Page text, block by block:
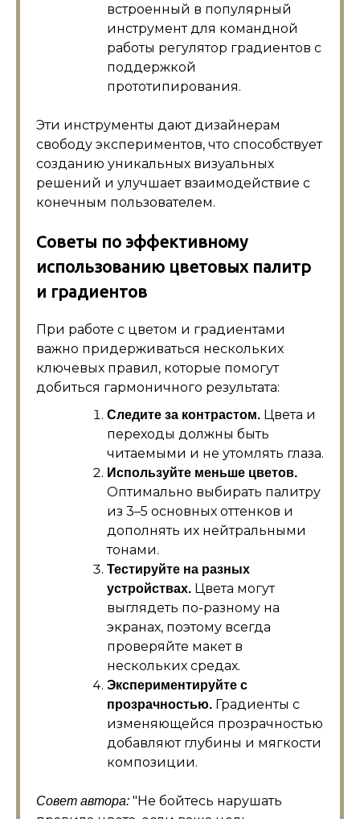
встроенный в популярный
инструмент для командной
работы регулятор градиентов с
поддержкой
прототипирования.
Эти инструменты дают дизайнерам
свободу экспериментов, что способствует
созданию уникальных визуальных
решений и улучшает взаимодействие с
конечным пользователем.
Советы по эффективному
использованию цветовых палитр
и градиентов
При работе с цветом и градиентами
важно придерживаться нескольких
ключевых правил, которые помогут
добиться гармоничного результата:
Следите за контрастом. Цвета и
переходы должны быть
читаемыми и не утомлять глаза.
Используйте меньше цветов.
Оптимально выбирать палитру
из 3–5 основных оттенков и
дополнять их нейтральными
тонами.
Тестируйте на разных
устройствах. Цвета могут
выглядеть по-разному на
экранах, поэтому всегда
проверяйте макет в
нескольких средах.
Экспериментируйте с
прозрачностью. Градиенты с
изменяющейся прозрачностью
добавляют глубины и мягкости
композиции.
Совет автора:
Не бойтесь нарушать